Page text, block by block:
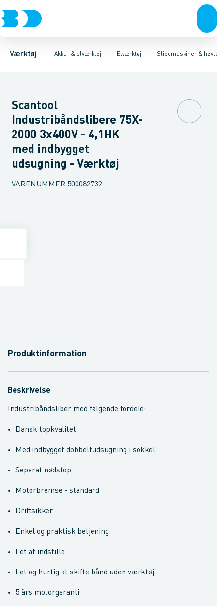
Værktøj Akku- & elværktøj
Akku- & elværktøj Håndværktøj Rørværktøj Bits & toppeBor
Elværktøj
Akku-værktøjElværktøjDiamantværktøj Affugtere &
Slibemaskiner &
BoremaskinerMejsel- & borehamreSlagbore maskiner
Scantool
Industribåndslibere 75X-
2000 3x400V - 4,1HK
med indbygget
udsugning - Værktøj
VARENUMMER 500082732
Produktinformation
Beskrivelse
Industribåndsliber med følgende fordele:
Dansk topkvalitet
Med indbygget dobbeltudsugning i sokkel
Separat nødstop
Motorbremse - standard
Driftsikker
Enkel og praktisk betjening
Let at indstille
Let og hurtig at skifte bånd uden værktøj
5 års motorgaranti